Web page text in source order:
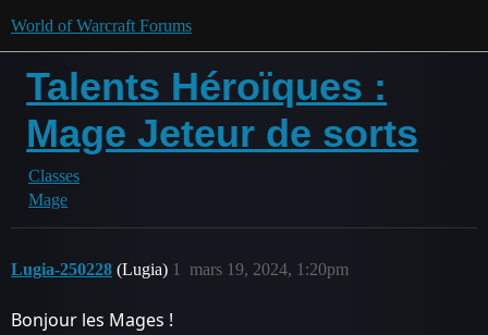
World of Warcraft Forums
Talents Héroïques :
Mage Jeteur de sorts
Classes
Mage
Lugia-250228 (Lugia) mars 19, 2024, 1:20pm
1
Bonjour les Mages !